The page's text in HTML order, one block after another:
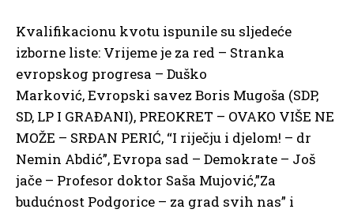
Kvalifikacionu kvotu ispunile su sljedeće
izborne liste: Vrijeme je za red – Stranka
evropskog progresa – Duško
Marković, Evropski savez Boris Mugoša (SDP,
SD, LP I GRAĐANI), PREOKRET – OVAKO VIŠE NE
MOŽE – SRĐAN PERIĆ, “I riječju i djelom! – dr
Nemin Abdić”, Evropa sad – Demokrate – Još
jače – Profesor doktor Saša Mujović,”Za
budućnost Podgorice – za grad svih nas” i